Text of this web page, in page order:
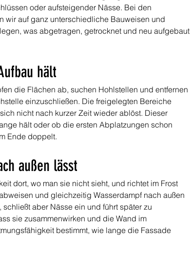
oder aufsteigender Nässe. Bei den
wir auf ganz unterschiedliche Bauweisen und
was abgetragen, getrocknet und neu aufgebaut
hält
die Flächen ab, suchen Hohlstellen und entfernen
einzuschließen. Die freigelegten Bereiche
nicht nach kurzer Zeit wieder ablöst. Dieser
hält oder ob die ersten Abplatzungen schon
Ende doppelt.
außen lässt
dort, wo man sie nicht sieht, und richtet im Frost
und gleichzeitig Wasserdampf nach außen
aber Nässe ein und führt später zu
sie zusammenwirken und die Wand im
bestimmt, wie lange die Fassade